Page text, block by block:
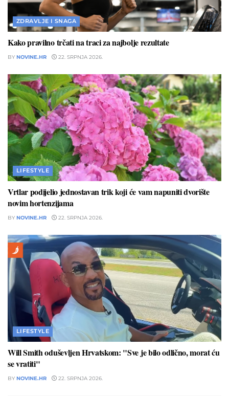
ZDRAVLJE I SNAGA
Kako pravilno trčati na traci za najbolje rezultate
BY NOVINE.HR 22. SRPNJA 2026.
LIFESTYLE
Vrtlar podijelio jednostavan trik koji će vam napuniti dvorište
novim hortenzijama
BY NOVINE.HR 22. SRPNJA 2026.
LIFESTYLE
Will Smith oduševljen Hrvatskom: "Sve je bilo odlično, morat ću
se vratiti"
BY NOVINE.HR 22. SRPNJA 2026.